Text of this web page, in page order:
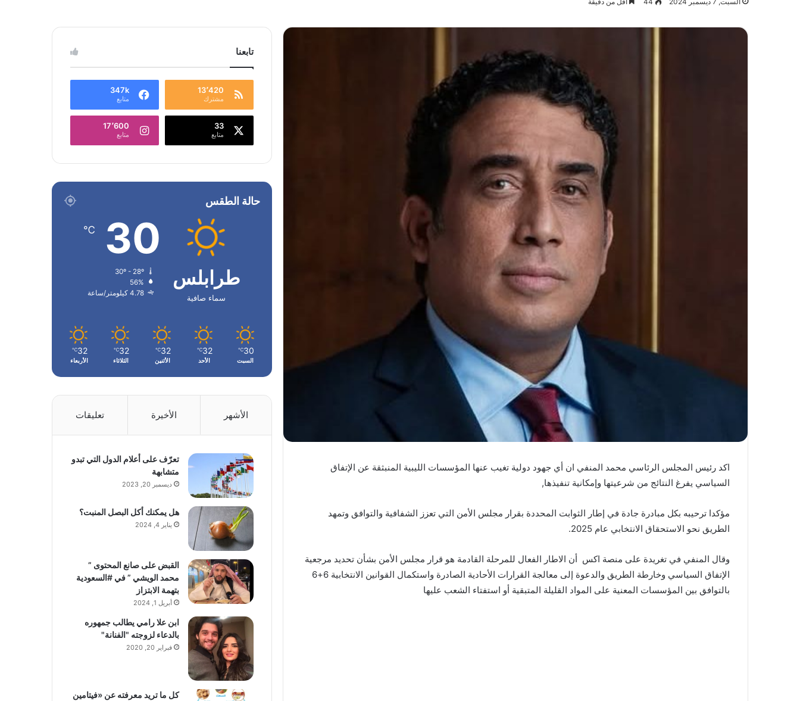
اكد رئيس المجلس الرئاسي محمد المنفي ان أي جهود دولية تغيب عنها المؤسسات الليبية المنبثقة عن الإتفاق
السياسي يفرغ النتائج من شرعيتها وإمكانية تنفيذها,
مؤكدا ترحيبه بكل مبادرة جادة في إطار الثوابت المحددة بقرار مجلس الأمن التي تعزز الشفافية والتوافق وتمهد
الطريق نحو الاستحقاق الانتخابي عام 2025.
وقال المنفي في تغريدة على منصة اكس أن الاطار الفعال للمرحلة القادمة هو قرار مجلس الأمن بشأن تحديد مرجعية
الإتفاق السياسي وخارطة الطريق والدعوة إلى معالجة القرارات الأحادية الصادرة واستكمال القوانين الانتخابية 6+6
بالتوافق بين المؤسسات المعنية على المواد القليلة المتبقية أو استفتاء الشعب عليها
تابعنا
13٬420
مشترك
347k
متابع
33
متابع
17٬600
متابع
حالة الطقس
طرابلس
سماء صافية
30
℃
56%
4.78 كيلومتر/ساعة
30
℃
السبت
32
℃
الأحد
32
℃
الأثنين
32
℃
الثلاثاء
32
℃
الأربعاء
الأشهر الأخيرة تعليقات
تعرّف على أعلام الدول التي تبدو
متشابهة
ديسمبر 20, 2023
هل يمكنك أكل البصل المنبت؟
يناير 4, 2024
القبض على صانع المحتوى ”
محمد الويشي ” في #السعودية
بتهمة الابتزاز
أبريل 1, 2024
ابن علا رامي يطالب جمهوره
بالدعاء لزوجته "الفنانة"
فبراير 20, 2020
كل ما تريد معرفته عن «فيتامين